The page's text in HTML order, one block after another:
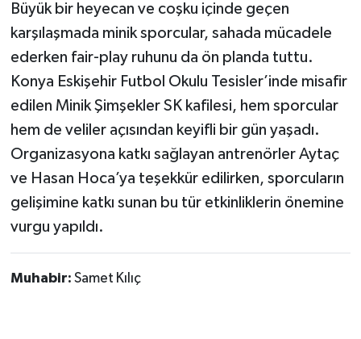
Büyük bir heyecan ve coşku içinde geçen
karşılaşmada minik sporcular, sahada mücadele
ederken fair-play ruhunu da ön planda tuttu.
Konya Eskişehir Futbol Okulu Tesisler’inde misafir
edilen Minik Şimşekler SK kafilesi, hem sporcular
hem de veliler açısından keyifli bir gün yaşadı.
Organizasyona katkı sağlayan antrenörler Aytaç
ve Hasan Hoca’ya teşekkür edilirken, sporcuların
gelişimine katkı sunan bu tür etkinliklerin önemine
vurgu yapıldı.
Muhabir: Samet Kılıç